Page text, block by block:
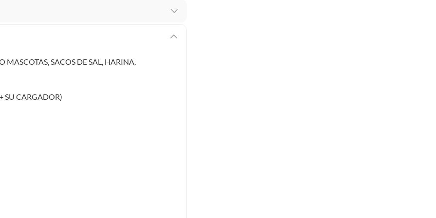
intactos y sin uso, tal como te lo entregamos. Ten
deteriorarse o caducar con rapidez.
en esa condición a un precio reducido.
SACOS DE SAL, HARINA,
SU CARGADOR)